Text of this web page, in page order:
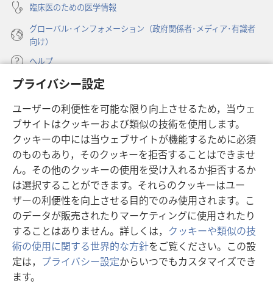
プライバシー設定
ユーザーの利便性を可能な限り向上させるため，当ウェ
ブサイトはクッキーおよび類似の技術を使用します。
クッキーの中には当ウェブサイトが機能するために必須
のものもあり，そのクッキーを拒否することはできませ
ん。その他のクッキーの使用を受け入れるか拒否するか
は選択することができます。それらのクッキーはユー
ザーの利便性を向上させる目的でのみ使用されます。こ
のデータが販売されたりマーケティングに使用されたり
することはありません。詳しくは， クッキーや類似の技
術の使用に関する世界的な方針をご覧ください。この設
定は， プライバシー設定からいつでもカスタマイズでき
ます。
臨床医のための医学情報
グローバル･インフォメーション（政府関係者･メディア･有識者
向け）
ヘルプ
寄付
し
い
タ
ブ
で
開
く）
ものみの塔 オンライン・ライブラリー
（新
し
い
タ
ブ
で
開
く）
JW Hub ®
（新
し
い
タ
ブ
で
開
く）
JW Library
Watchtower Library®
Copyright